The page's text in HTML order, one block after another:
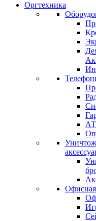
Оргтехника